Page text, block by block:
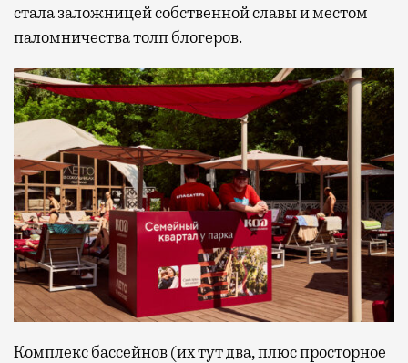
стала заложницей собственной славы и местом
паломничества толп блогеров.
Комплекс бассейнов (их тут два, плюс просторное